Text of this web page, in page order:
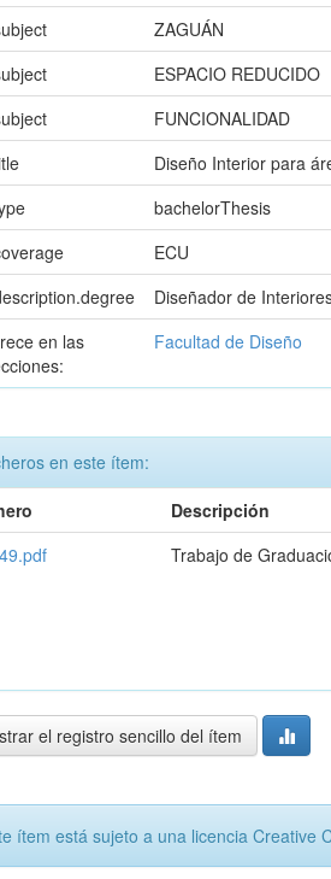
ZAGUÁN
ESPACIO REDUCIDO
FUNCIONALIDAD
Diseño Interior para
bachelorThesis
ECU
Diseñador de
en las
Facultad de Diseño
en este ítem:
Descripción
Trabajo de
el registro sencillo del ítem
ítem está sujeto a una licencia Creative